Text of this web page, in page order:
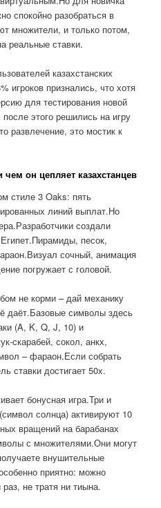
спокойно разобраться в
множители, и только потом,
реальные ставки.
казахстанских
игроков признались, что хотя
для тестирования новой
этого решились на игру
развлечение, это мостик к
он цепляет казахстанцев
стиле 3 Oaks: пять
линий выплат.Но
создали
песок,
сочный, анимация
погружает с головой.
не корми – дай механику
даёт.Базовые символы здесь
(A, K, Q, J, 10) и
скарабей, сокол, анкх,
– фараон.Если собрать
ставки достигает 50x.
бонусная игра.Три и
солнца) активируют 10
вращений на барабанах
с множителями.Они могут
внушительные
приятно: можно
не тратя ни тиына.